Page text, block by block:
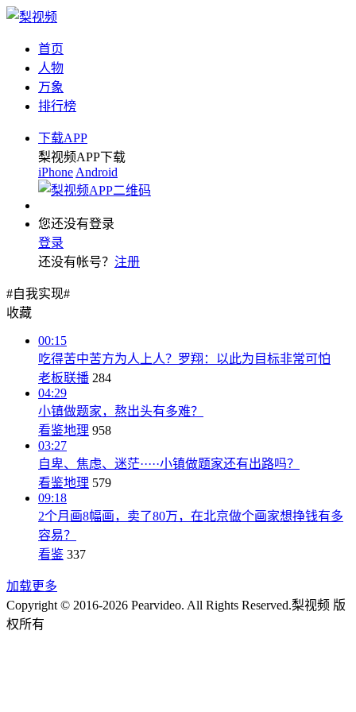
首页
人物
万象
排行榜
下载APP
梨视频APP下载
iPhone Android
您还没有登录
登录
还没有帐号？ 注册
#自我实现#
收藏
00:15
吃得苦中苦方为人上人？罗翔：以此为目标非常可怕
老板联播 284
04:29
小镇做题家，熬出头有多难？
看鉴地理 958
03:27
自卑、焦虑、迷茫·····小镇做题家还有出路吗？
看鉴地理 579
09:18
2个月画8幅画，卖了80万，在北京做个画家想挣钱有多
容易？
看鉴 337
加载更多
Copyright © 2016-2026 Pearvideo. All Rights Reserved.梨视频 版
权所有